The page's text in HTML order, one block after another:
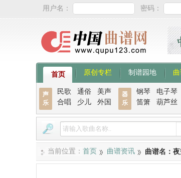
用户名： 密码：
首页 原创专栏 制谱园地
声
乐
民歌 通俗
美声
合唱
少儿 外国
器
乐
钢琴 电子琴
笛箫
葫芦丝
当前位置： 首页 曲谱资讯 曲谱名：